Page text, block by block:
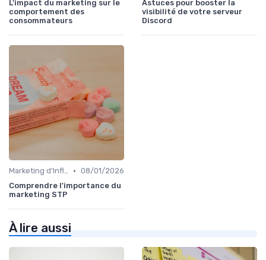
L'impact du marketing sur le
comportement des
consommateurs
Astuces pour booster la
visibilité de votre serveur
Discord
Marketing d'Influence • 08/01/2026
Comprendre l'importance du
marketing STP
À lire aussi